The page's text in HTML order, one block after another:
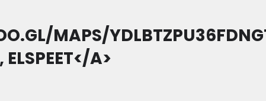
MAPS/
ELSPEET</A>